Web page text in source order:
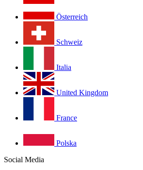
Österreich
Schweiz
Italia
United Kingdom
France
Polska
Social Media